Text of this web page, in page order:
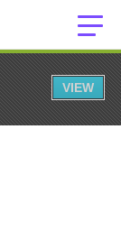
VIEW